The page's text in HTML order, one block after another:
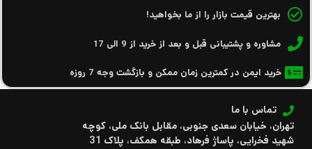
بهترین قیمت بازار را از ما بخواهید!
مشاوره و پشتیبانی قبل و بعد از خرید از 9 الی 17
خرید ایمن در کمترین زمان ممکن و بازگشت وجه 7 روزه
تماس با ما
تهران، خیابان سعدی جنوبی، مقابل بانک ملی، کوچه
شهید فخرایی، پاساژ فرهاد، طبقه همکف، پلاک 31